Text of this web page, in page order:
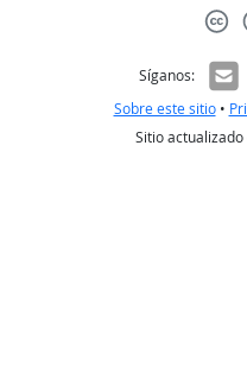
Síganos:
Sobre este sitio•
Sitio